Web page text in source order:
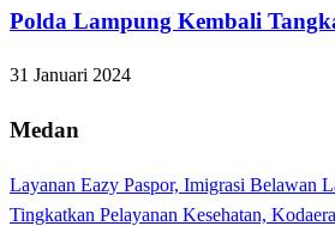
Polda Lampung Kembali
31 Januari 2024
Medan
Layanan Eazy Paspor, Imigrasi Belawan
Tingkatkan Pelayanan Kesehatan,